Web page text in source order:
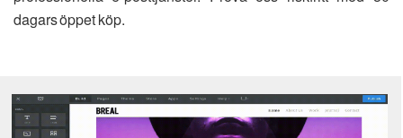
dagars öppet köp.